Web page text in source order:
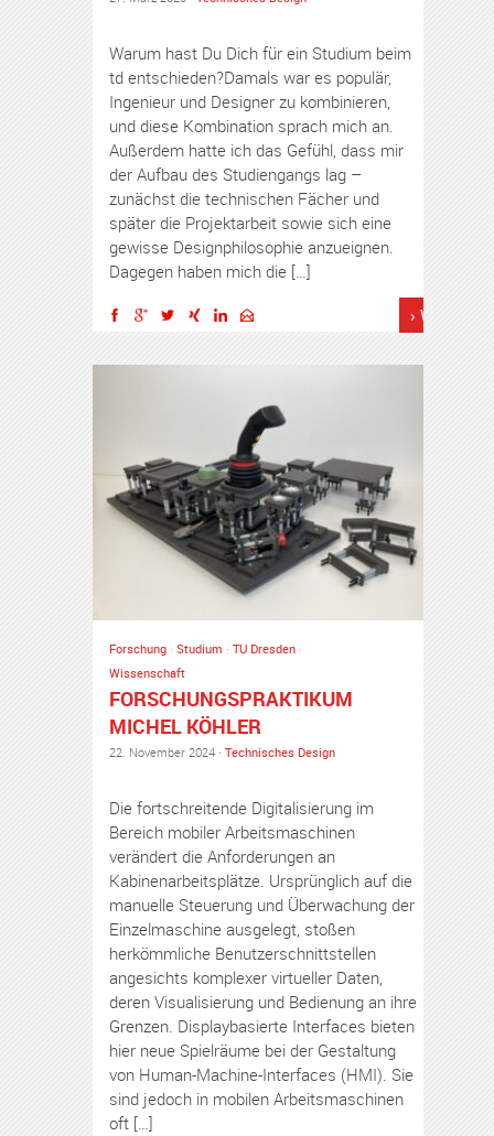
Warum hast Du Dich für ein Studium beim
td entschieden?Damals war es populär,
Ingenieur und Designer zu kombinieren,
und diese Kombination sprach mich an.
Außerdem hatte ich das Gefühl, dass mir
der Aufbau des Studiengangs lag –
zunächst die technischen Fächer und
später die Projektarbeit sowie sich eine
gewisse Designphilosophie anzueignen.
Dagegen haben mich die […]
›
Forschung · Studium · TU Dresden ·
Wissenschaft
FORSCHUNGSPRAKTIKUM
MICHEL KÖHLER
22. November 2024 · Technisches Design
Die fortschreitende Digitalisierung im
Bereich mobiler Arbeitsmaschinen
verändert die Anforderungen an
Kabinenarbeitsplätze. Ursprünglich auf die
manuelle Steuerung und Überwachung der
Einzelmaschine ausgelegt, stoßen
herkömmliche Benutzerschnittstellen
angesichts komplexer virtueller Daten,
deren Visualisierung und Bedienung an ihre
Grenzen. Displaybasierte Interfaces bieten
hier neue Spielräume bei der Gestaltung
von Human-Machine-Interfaces (HMI). Sie
sind jedoch in mobilen Arbeitsmaschinen
oft […]